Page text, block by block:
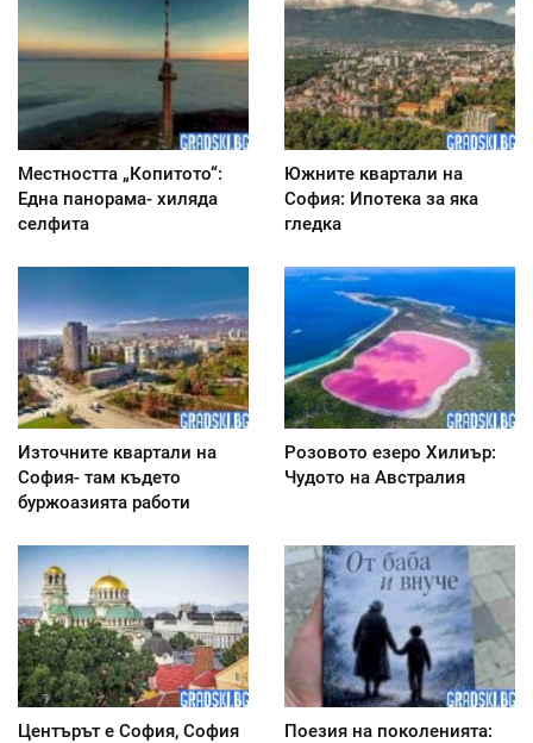
Местността „Копитото“:
Една панорама- хиляда
селфита
Южните квартали на
София: Ипотека за яка
гледка
Източните квартали на
София- там където
буржоазията работи
Розовото езеро Хилиър:
Чудото на Австралия
Центърът е София, София
Поезия на поколенията: